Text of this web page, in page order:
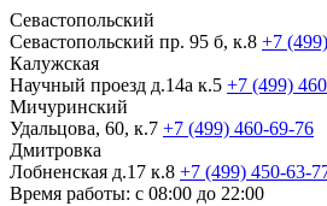
Севастопольский
Севастопольский пр. 95 б, к.8 +7
Калужская
Научный проезд д.14а к.5 +7 (499)
Мичуринский
Удальцова, 60, к.7 +7 (499) 460-69-76
Дмитровка
Лобненская д.17 к.8 +7 (499) 450-63-
Время работы: с 08:00 до 22:00